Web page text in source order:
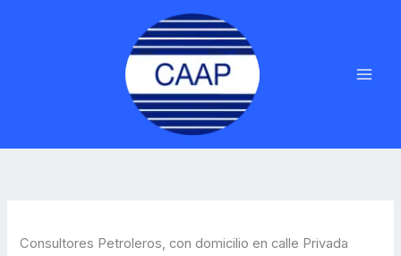
Consultores Petroleros, con domicilio en calle Privada